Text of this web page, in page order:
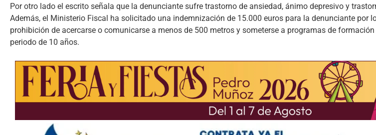
Por otro lado el escrito señala que la denunciante sufre trastorno de ansiedad, ánimo depresivo y
Además, el Ministerio Fiscal ha solicitado una indemnización de 15.000 euros para la denunciante por
prohibición de acercarse o comunicarse a menos de 500 metros y someterse a programas de
periodo de 10 años.